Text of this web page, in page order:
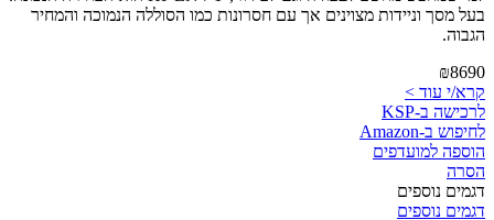
בעל מסך וניידות מצוינים אך עם חסרונות כמו הסוללה הנמוכה והמחיר
הגבוה.
₪8690
קרא/י עוד >
לרכישה ב-KSP
לחיפוש ב-Amazon
הוספה למועדפים
הסרה
דגמים נוספים
דגמים נוספים